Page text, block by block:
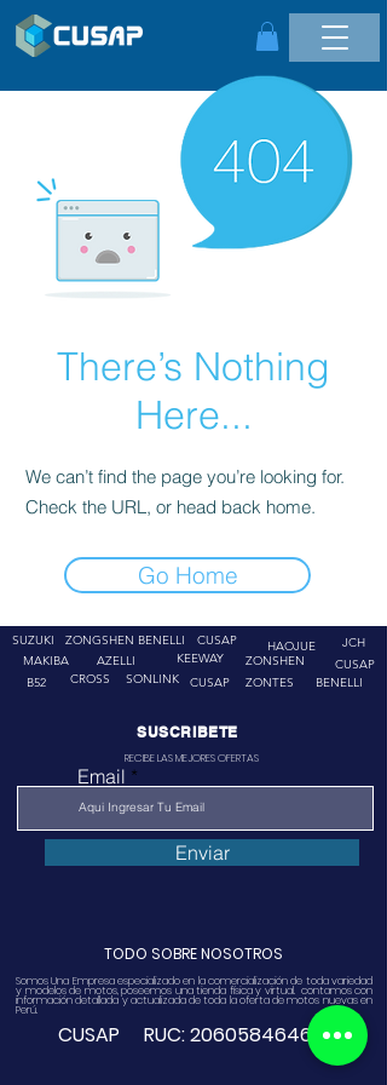
There’s Nothing
Here...
We can’t find the page you’re looking for.
Check the URL, or head back home.
Go Home
SUZUKI
ZONGSHEN
MAKIBA
AZELLI
BENELLI
CUSAP
KEEWAY
B52
CROSS SONLINK CUSAP
HAOJUE
JCH
ZONSHEN
ZONTES
CUSAP
BENELLI
SUSCRIBETE
RECIBE LAS MEJORES OFERTAS
Email
Enviar
TODO SOBRE NOSOTROS
Somos Una Empresa especializado en la comercialización de toda variedad
y modelos de motos, poseemos una tienda física y virtual. contamos con
información detallada y actualizada de toda la oferta de motos nuevas en
Perú.
CUSAP RUC:20605846468